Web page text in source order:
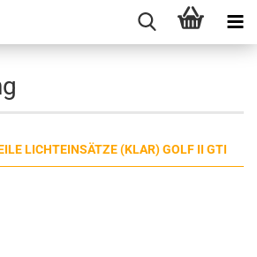
LICHTEINSÄTZE (KLAR) GOLF II GTI